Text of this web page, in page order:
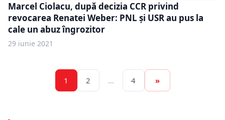
Marcel Ciolacu, după decizia CCR privind
revocarea Renatei Weber: PNL și USR au pus la
cale un abuz îngrozitor
29 iunie 2021
1 2 … 4 »